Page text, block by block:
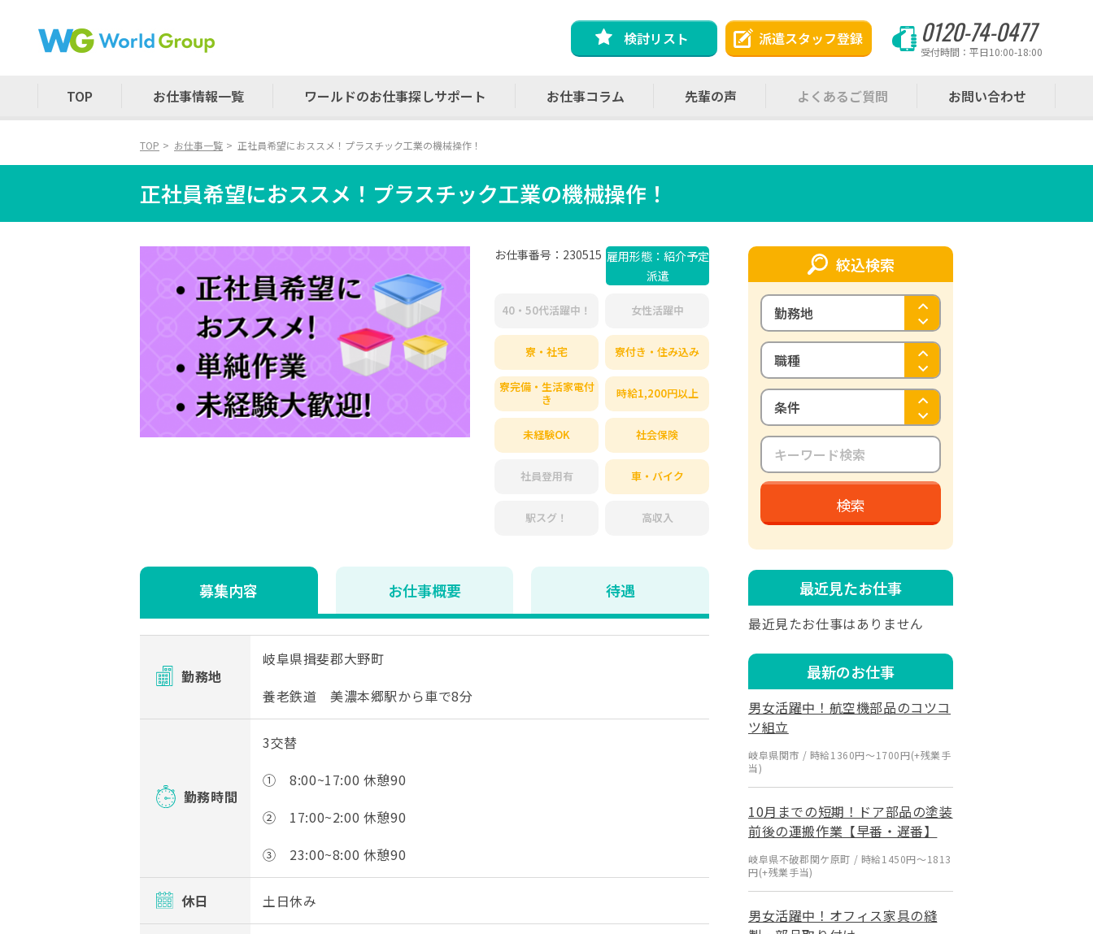
検討リスト 派遣スタッフ登録 0120-74-0477
受付時間：平日10:00-18:00
TOP お仕事情報一覧 ワールドのお仕事探しサポート お仕事コラム 先輩の声 よくあるご質問 お問い合わせ
TOP お仕事一覧 正社員希望におススメ！プラスチック工業の機械操作！
正社員希望におススメ！プラスチック工業の機械操作！
お仕事番号：230515 雇用形態：紹介予定
派遣
40・50代活躍中！ 女性活躍中
寮・社宅 寮付き・住み込み
寮完備・生活家電付
き
時給1,200円以上
未経験OK 社会保険
社員登用有 車・バイク
駅スグ！ 高収入
募集内容 お仕事概要 待遇
勤務地
岐阜県揖斐郡大野町
養老鉄道 美濃本郷駅から車で8分
勤務時間
3交替
① 8:00~17:00 休憩90
② 17:00~2:00 休憩90
③ 23:00~8:00 休憩90
休日 土日休み
絞込検索
勤務地
職種
条件
検索
最近見たお仕事
最近見たお仕事はありません
最新のお仕事
男女活躍中！航空機部品のコツコ
ツ組立
岐阜県関市 / 時給1360円～1700円(+残業手
当)
10月までの短期！ドア部品の塗装
前後の運搬作業【早番・遅番】
岐阜県不破郡関ケ原町 / 時給1450円～1813
円(+残業手当)
男女活躍中！オフィス家具の縫